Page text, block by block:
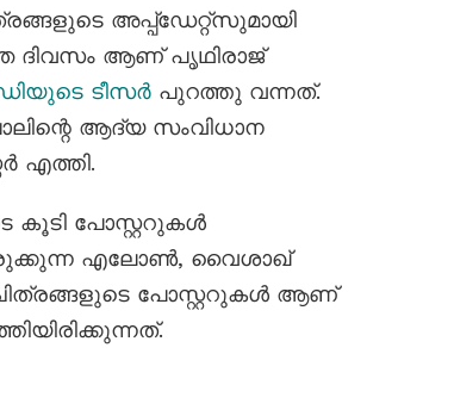
അപ്പ്ഡേറ്റ്സുമായി
ദിവസം ആണ് പൃഥിരാജ്
ടീസർ പുറത്തു വന്നത്.
ആദ്യ സംവിധാന
എത്തി.
കൂടി പോസ്റ്ററുകൾ
എലോൺ, വൈശാഖ്
പോസ്റ്ററുകൾ ആണ്